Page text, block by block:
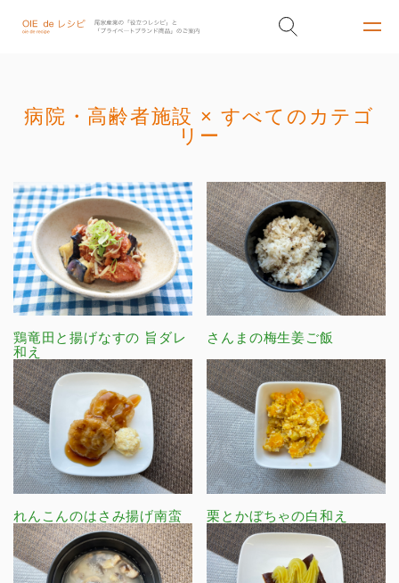
病院・高齢者施設 × すべてのカテゴ
リー
鶏竜田と揚げなすの 旨ダレ
和え
さんまの梅生姜ご飯
れんこんのはさみ揚げ南蛮 栗とかぼちゃの白和え